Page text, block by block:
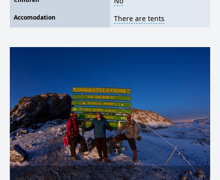
Accomodation There are tents